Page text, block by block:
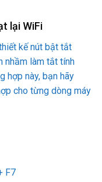
lại WiFi
kế nút bật tắt
nhầm làm tắt tính
hợp này, bạn hãy
cho từng dòng máy
F7